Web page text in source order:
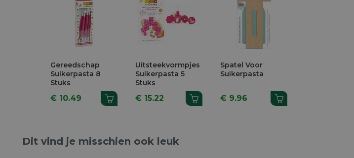
Gereedschap
Suikerpasta 8
Stuks
€ 10.49
Uitsteekvormpjes
Suikerpasta 5
Stuks
€ 15.22
Spatel Voor
Suikerpasta
€ 9.96
Dit vind je misschien ook leuk